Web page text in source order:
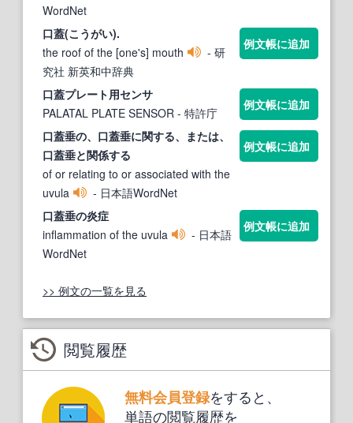
WordNet
口蓋(こうがい).
the roof of the [one's] mouth
- 研
究社 新英和中辞典
例文帳に追加
口蓋プレート用センサ
PALATAL PLATE SENSOR - 特許庁
例文帳に追加
口蓋垂の、 口蓋垂に関する、または、
口蓋垂と関係する
of or relating to or associated with the
uvula
- 日本語WordNet
例文帳に追加
口蓋垂の炎症
inflammation of the uvula
- 日本語
WordNet
例文帳に追加
>> 例文の一覧を見る
閲覧履歴
無料会員登録をすると、
単語の閲覧履歴を